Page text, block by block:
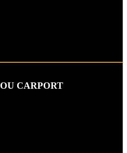
CARPORT